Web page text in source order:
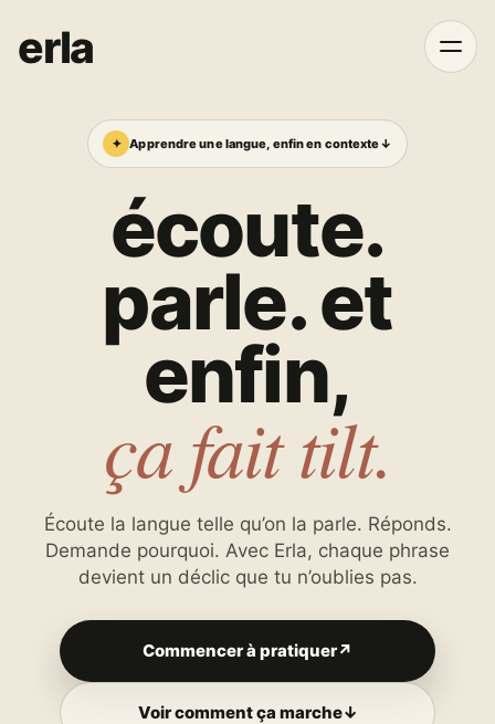
erla
✦ Apprendre une langue, enfin en contexte↓
écoute.
parle. et
enfin,
ça fait tilt.
Écoute la langue telle qu’on la parle. Réponds.
Demande pourquoi. Avec Erla, chaque phrase
devient un déclic que tu n’oublies pas.
Commencer à pratiquer↗
Voir comment ça marche↓